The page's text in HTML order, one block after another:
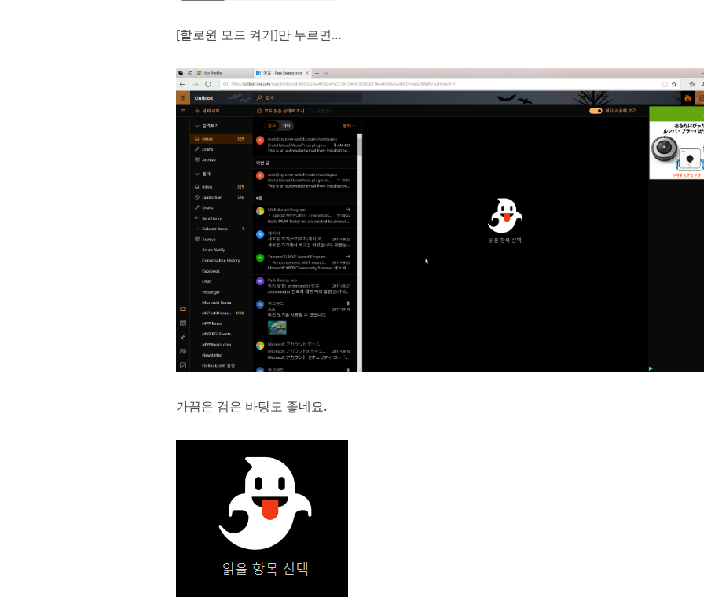
[할로윈 모드 켜기]만 누르면…
가끔은 검은 바탕도 좋네요.